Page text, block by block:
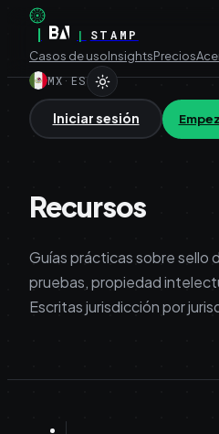
| |
STAMP
Casos de usoInsightsPrecios
MX·ES
Iniciar sesión
Recursos
Guías prácticas sobre sello
pruebas, propiedad
Escritas jurisdicción por